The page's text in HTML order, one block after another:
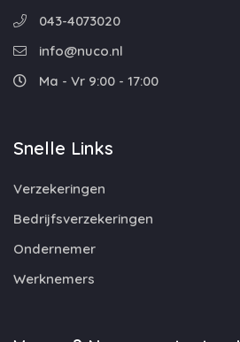
043-4073020
info@nuco.nl
Ma - Vr 9:00 - 17:00
Snelle Links
Verzekeringen
Bedrijfsverzekeringen
Ondernemer
Werknemers